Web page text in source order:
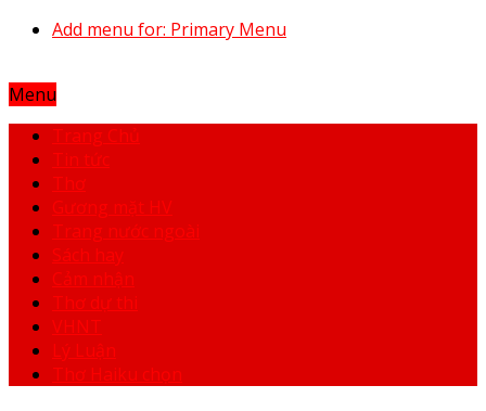
Add menu for: Primary Menu
Menu
Trang Chủ
Tin tức
Thơ
Gương mặt HV
Trang nước ngoài
Sách hay
Cảm nhận
Thơ dự thi
VHNT
Lý Luận
Thơ Haiku chọn